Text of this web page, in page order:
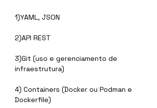
1)YAML, JSON
2)API REST
3)Git (uso e gerenciamento de
infraestrutura)
4) Containers (Docker ou Podman e
Dockerfile)